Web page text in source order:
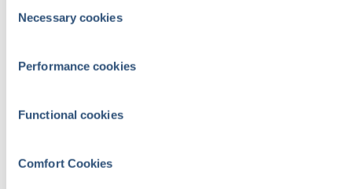
Selection
Necessary cookies
Performance cookies
Functional cookies
Comfort Cookies